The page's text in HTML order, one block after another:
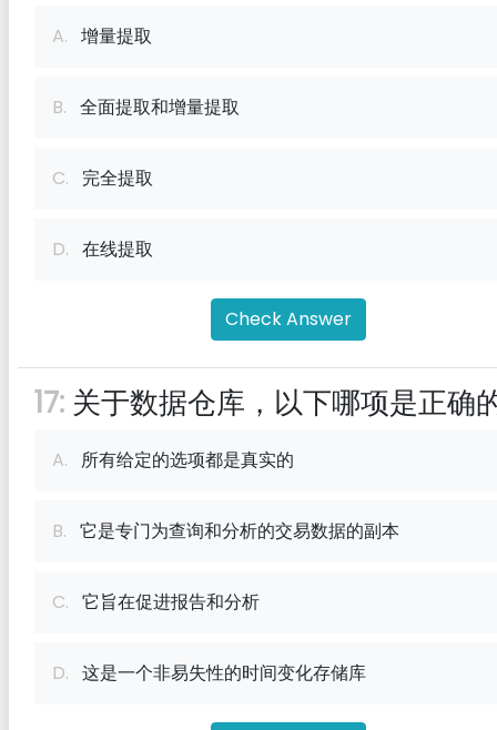
A. 增量提取
B. 全面提取和增量提取
C. 完全提取
D. 在线提取
Check Answer
17: 关于数据仓库，以下哪项是正确
A. 所有给定的选项都是真实的
B. 它是专门为查询和分析的交易数据的副本
C. 它旨在促进报告和分析
D. 这是一个非易失性的时间变化存储库